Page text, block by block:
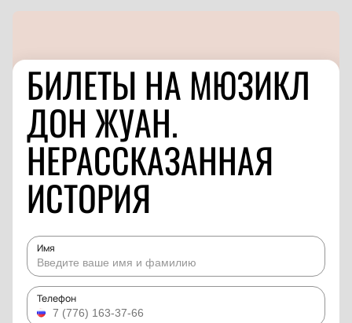
БИЛЕТЫ НА МЮЗИКЛ
ДОН ЖУАН.
НЕРАССКАЗАННАЯ
ИСТОРИЯ
Имя
Телефон